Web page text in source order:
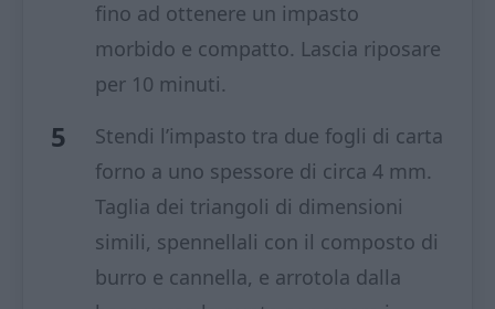
fino ad ottenere un impasto
morbido e compatto. Lascia riposare
per 10 minuti.
Stendi l’impasto tra due fogli di carta
forno a uno spessore di circa 4 mm.
Taglia dei triangoli di dimensioni
simili, spennellali con il composto di
burro e cannella, e arrotola dalla